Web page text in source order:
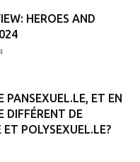
HEROES AND
PANSEXUEL.LE, ET EN
DIFFÉRENT DE
ET POLYSEXUEL.LE?